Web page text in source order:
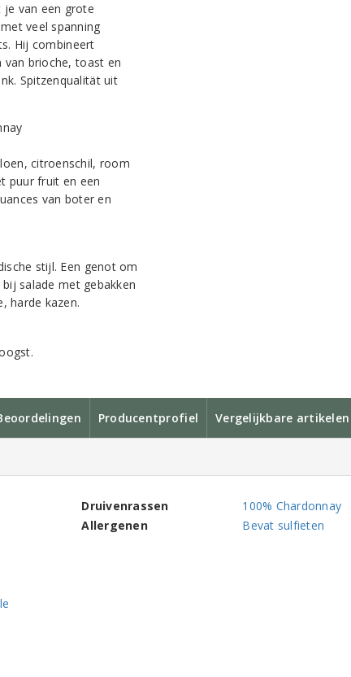
je van een grote
veel spanning
Hij combineert
van brioche, toast en
Spitzenqualität uit
citroenschil, room
puur fruit en een
van boter en
stijl. Een genot om
salade met gebakken
harde kazen.
Producentprofiel Vergelijkbare artikelen
Druivenrassen
100% Chardonnay
Allergenen
Bevat sulfieten